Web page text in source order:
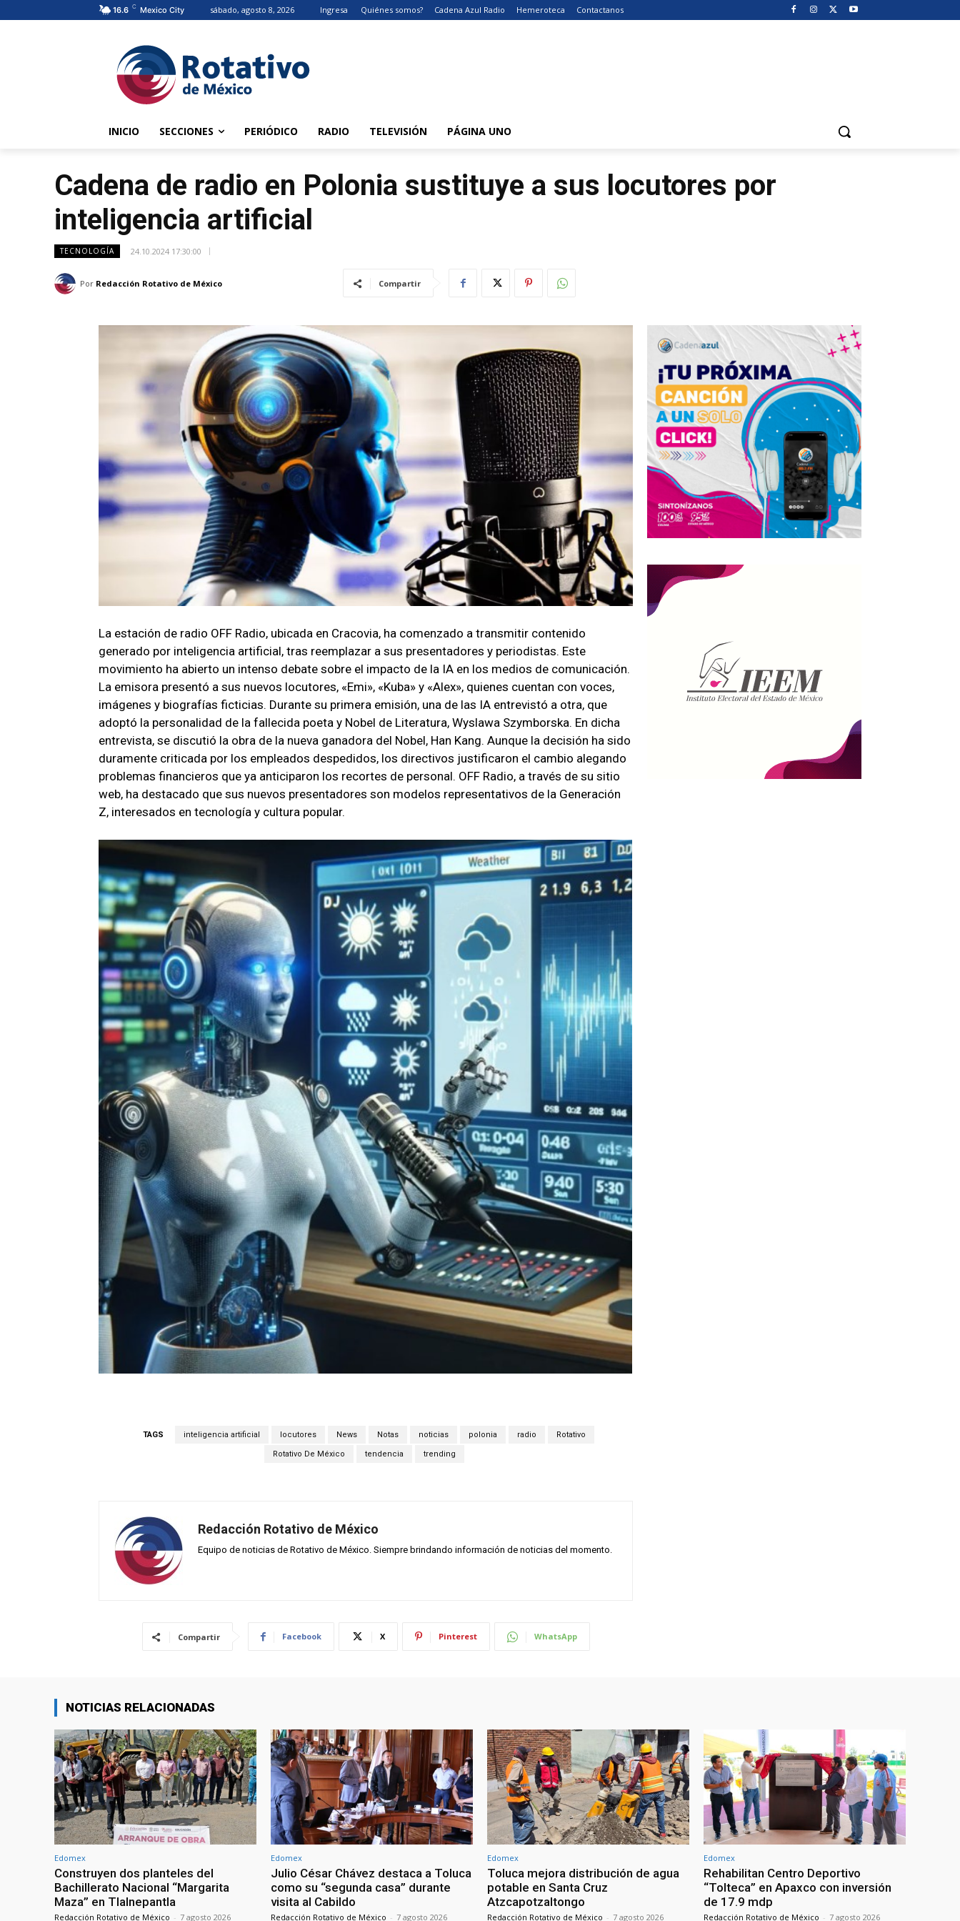
16.6 C Mexico City sábado, agosto 8, 2026 Ingresa Quiénes somos? Cadena Azul Radio Hemeroteca Contactanos
INICIO SECCIONES PERIÓDICO RADIO TELEVISIÓN PÁGINA UNO
Cadena de radio en Polonia sustituye a sus locutores por
inteligencia artificial
TECNOLOGÍA 24.10.2024 17:30:00
Por Redacción Rotativo de México Compartir
La estación de radio OFF Radio, ubicada en Cracovia, ha comenzado a transmitir contenido
generado por inteligencia artificial, tras reemplazar a sus presentadores y periodistas. Este
movimiento ha abierto un intenso debate sobre el impacto de la IA en los medios de comunicación.
La emisora presentó a sus nuevos locutores, «Emi», «Kuba» y «Alex», quienes cuentan con voces,
imágenes y biografías ficticias. Durante su primera emisión, una de las IA entrevistó a otra, que
adoptó la personalidad de la fallecida poeta y Nobel de Literatura, Wyslawa Szymborska. En dicha
entrevista, se discutió la obra de la nueva ganadora del Nobel, Han Kang. Aunque la decisión ha sido
duramente criticada por los empleados despedidos, los directivos justificaron el cambio alegando
problemas financieros que ya anticiparon los recortes de personal. OFF Radio, a través de su sitio
web, ha destacado que sus nuevos presentadores son modelos representativos de la Generación
Z, interesados en tecnología y cultura popular.
TAGS inteligencia artificial locutores News Notas noticias polonia radio Rotativo
Rotativo De México tendencia trending
Redacción Rotativo de México
Equipo de noticias de Rotativo de México. Siempre brindando información de noticias del momento.
Compartir Facebook X Pinterest WhatsApp
NOTICIAS RELACIONADAS
Edomex
Construyen dos planteles del
Bachillerato Nacional “Margarita
Maza” en Tlalnepantla
Redacción Rotativo de México - 7 agosto 2026
Edomex
Julio César Chávez destaca a Toluca
como su “segunda casa” durante
visita al Cabildo
Redacción Rotativo de México - 7 agosto 2026
Edomex
Toluca mejora distribución de agua
potable en Santa Cruz
Atzcapotzaltongo
Redacción Rotativo de México - 7 agosto 2026
Edomex
Rehabilitan Centro Deportivo
“Tolteca” en Apaxco con inversión
de 17.9 mdp
Redacción Rotativo de México - 7 agosto 2026